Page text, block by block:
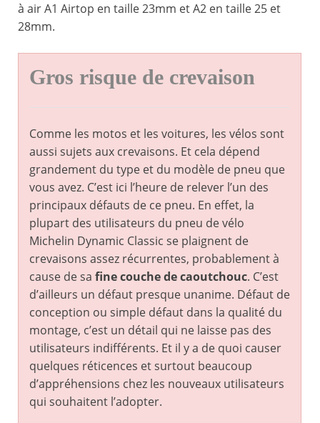
à air A1 Airtop en taille 23mm et A2 en taille 25 et
28mm.
Gros risque de crevaison
Comme les motos et les voitures, les vélos sont
aussi sujets aux crevaisons. Et cela dépend
grandement du type et du modèle de pneu que
vous avez. C’est ici l’heure de relever l’un des
principaux défauts de ce pneu. En effet, la
plupart des utilisateurs du pneu de vélo
Michelin Dynamic Classic se plaignent de
crevaisons assez récurrentes, probablement à
cause de sa fine couche de caoutchouc. C’est
d’ailleurs un défaut presque unanime. Défaut de
conception ou simple défaut dans la qualité du
montage, c’est un détail qui ne laisse pas des
utilisateurs indifférents. Et il y a de quoi causer
quelques réticences et surtout beaucoup
d’appréhensions chez les nouveaux utilisateurs
qui souhaitent l’adopter.